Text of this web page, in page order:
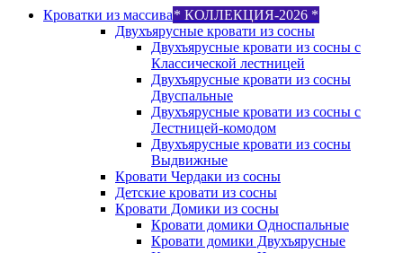
Кроватки из массива* КОЛЛЕКЦИЯ-2026 *
Двухъярусные кровати из сосны
Двухъярусные кровати из сосны с
Классической лестницей
Двухъярусные кровати из сосны
Двуспальные
Двухъярусные кровати из сосны с
Лестницей-комодом
Двухъярусные кровати из сосны
Выдвижные
Кровати Чердаки из сосны
Детские кровати из сосны
Кровати Домики из сосны
Кровати домики Односпальные
Кровати домики Двухъярусные